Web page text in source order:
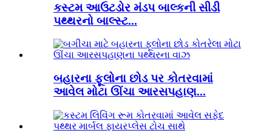
કસ્ટમ આઉટડોર મંડપ બાલ્કની સીડી
પથ્થરનો બાલ્સ્ટ...
બહારના ફૂલોના છોડ પર કોતરવામાં
આવેલ મોટા ઊંચા આરસપહાણ...